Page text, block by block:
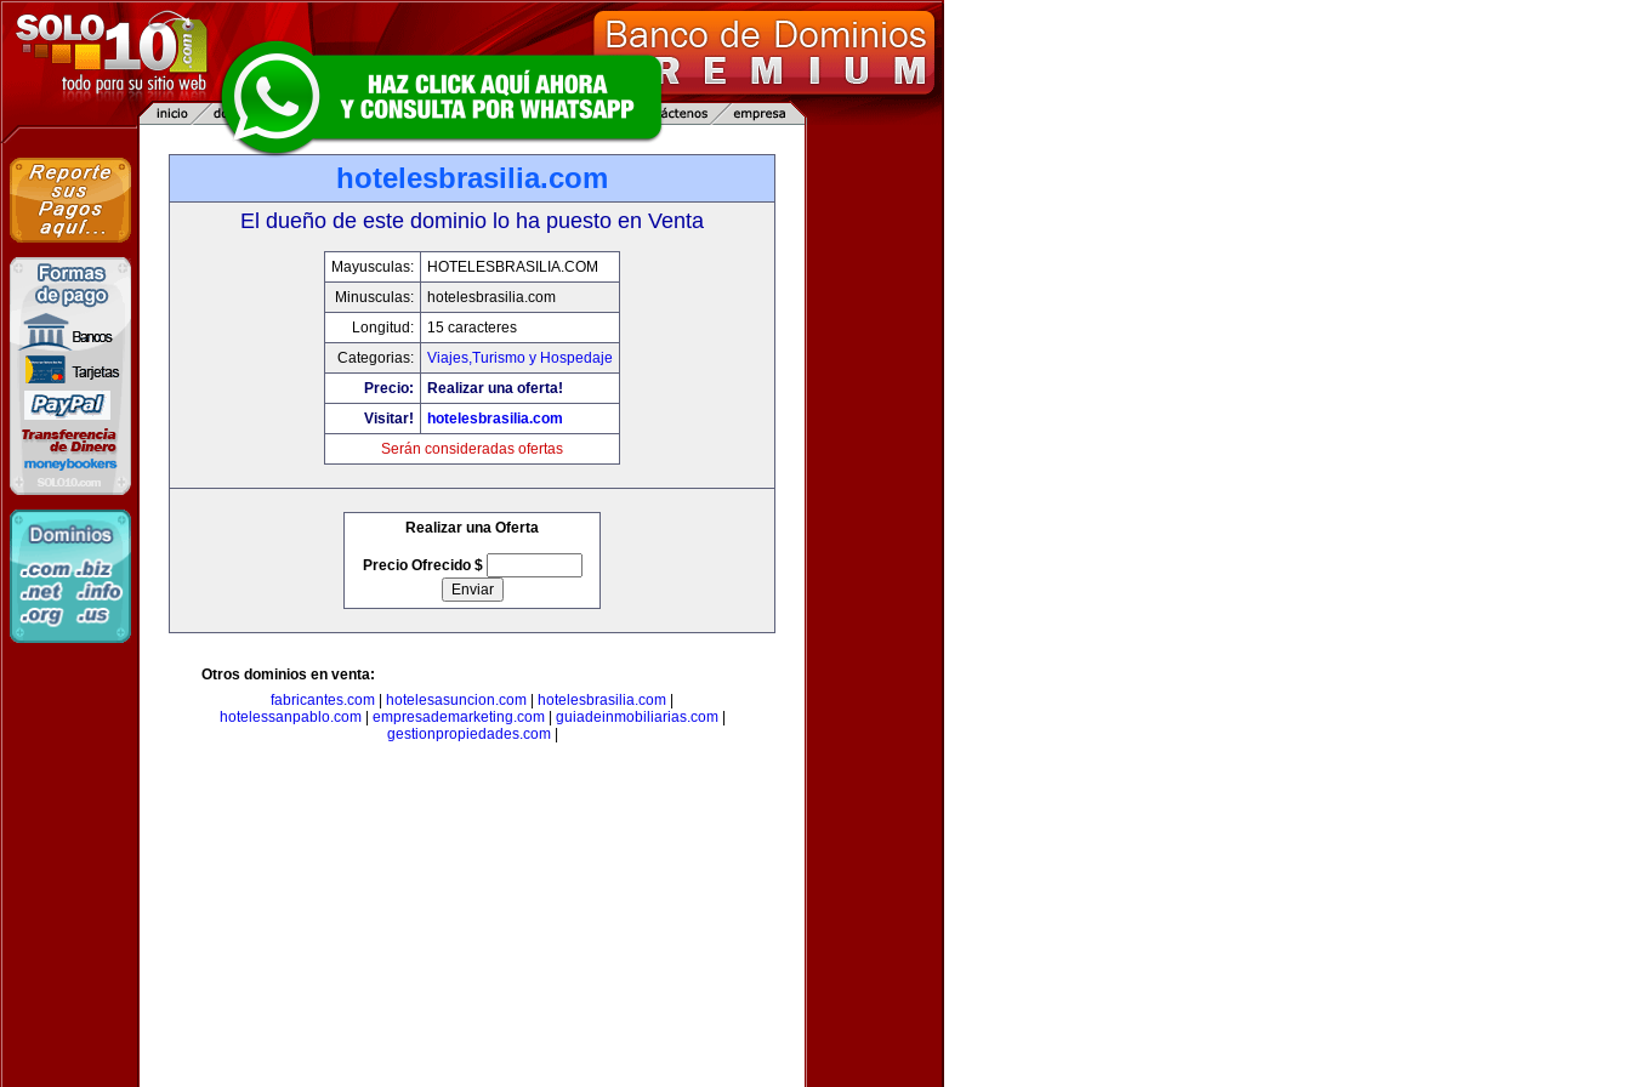
hotelesbrasilia.com
El dueño de este dominio lo ha puesto en Venta
Mayusculas:
HOTELESBRASILIA.COM
Minusculas:
hotelesbrasilia.com
Longitud:
15 caracteres
Categorias:
Viajes,Turismo y Hospedaje
Precio:
Realizar una oferta!
Visitar!
hotelesbrasilia.com
Serán consideradas ofertas
Realizar una Oferta
Precio Ofrecido $
Otros dominios en venta:
fabricantes.com
hotelesasuncion.com hotelesbrasilia.com
hotelessanpablo.com| empresademarketing.com| guiadeinmobiliarias.com|
gestionpropiedades.com|